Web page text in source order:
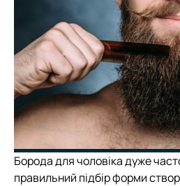
Борода для чоловіка дуже
правильний підбір форми